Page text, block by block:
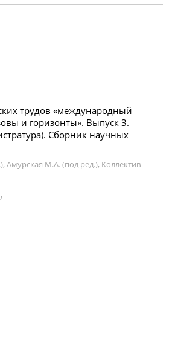
трудов «международный
и горизонты». Выпуск 3.
Сборник научных
Амурская М.А. (под ред.), Коллектив